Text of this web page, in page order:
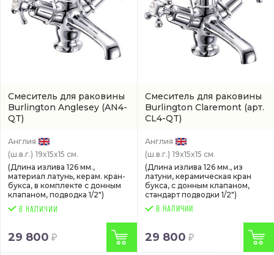
Смеситель для раковины
Burlington Anglesey (AN4-
QT)
Англия
(ш.в.г.) 19x15x15 см.
(Длина излива 126 мм.,
материал латунь, керам. кран-
букса, в комплекте с донным
клапаном, подводка 1/2")
29 800
Смеситель для раковины
Burlington Claremont (арт.
CL4-QT)
Англия
(ш.в.г.) 19x15x15 см.
(Длина излива 126 мм., из
латуни, керамическая кран
букса, с донным клапаном,
стандарт подводки 1/2")
В НАЛИЧИИ
29 800